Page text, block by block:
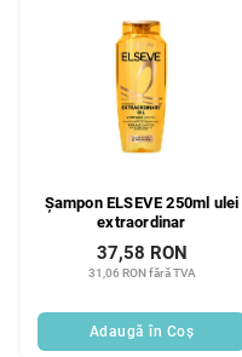
Șampon ELSEVE 250ml ulei
extraordinar
31,06 RON fără TVA
37,58 RON
Adaugă în Coş